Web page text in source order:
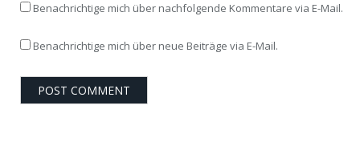
Benachrichtige mich über nachfolgende Kommentare via E-Mail.
Benachrichtige mich über neue Beiträge via E-Mail.